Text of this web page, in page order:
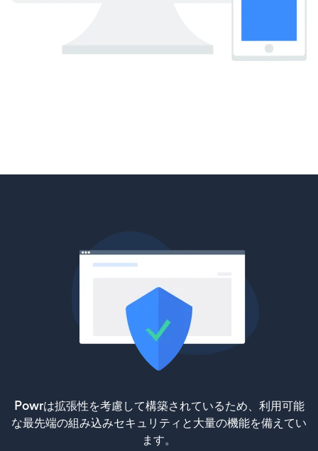
Powrは拡張性を考慮して構築されているため、利用可能
な最先端の組み込みセキュリティと大量の機能を備えてい
ます。